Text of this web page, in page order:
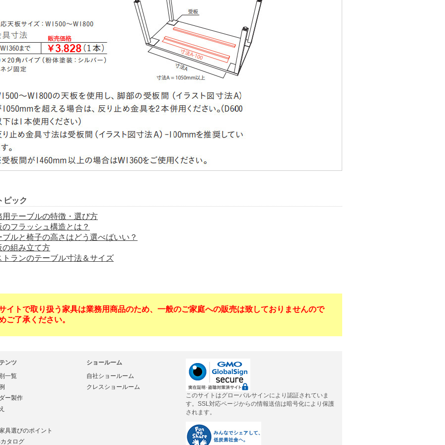
ピック
用テーブルの特徴・選び方
のフラッシュ構造とは？
ブルと椅子の高さはどう選べばいい？
の組み立て方
トランのテーブル寸法＆サイズ
イトで取り扱う家具は業務用商品のため、一般のご家庭への販売は致しておりませんので
ご了承ください。
ンツ
一覧
ー製作
具選びのポイント
タログ
ショールーム
自社ショールーム
クレスショールーム
このサイトはグローバルサインにより認証されていま
す。SSL対応ページからの情報送信は暗号化により保護
されます。